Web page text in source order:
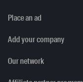
Place an ad
Add your company
Our network